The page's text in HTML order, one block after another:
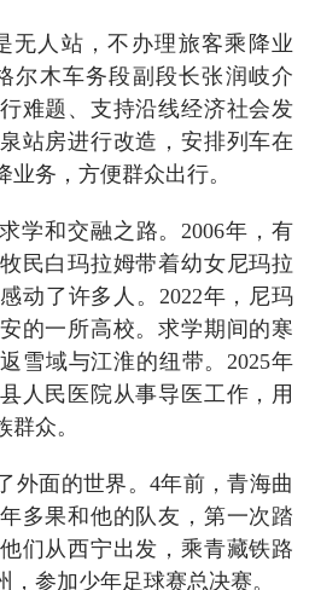
无人站，不办理旅客乘降业
尔木车务段副段长张润岐介
难题、支持沿线经济社会发
站房进行改造，安排列车在
务，方便群众出行。
学和交融之路。2006年，有
民白玛拉姆带着幼女尼玛拉
动了许多人。2022年，尼玛
的一所高校。求学期间的寒
雪域与江淮的纽带。2025年
人民医院从事导医工作，用
众。
外面的世界。4年前，青海曲
多果和他的队友，第一次踏
们从西宁出发，乘青藏铁路
参加少年足球赛总决赛。